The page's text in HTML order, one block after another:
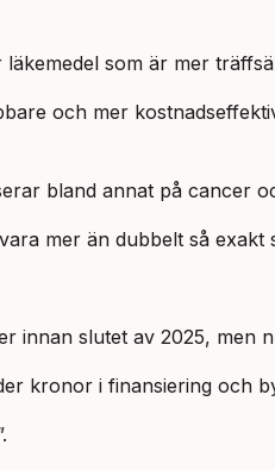
som är mer
och mer
bland annat på cancer
mer än dubbelt så exakt
innan slutet av 2025, men
kronor i finansiering och